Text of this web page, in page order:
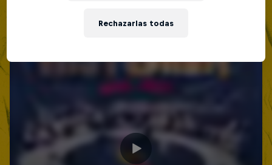
Rechazarlas todas